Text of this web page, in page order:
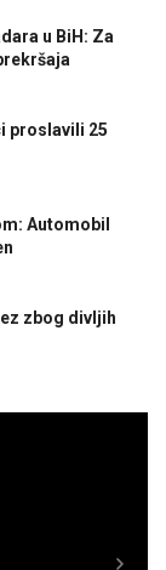
u BiH: Za
proslavili 25
Automobil
zbog divljih